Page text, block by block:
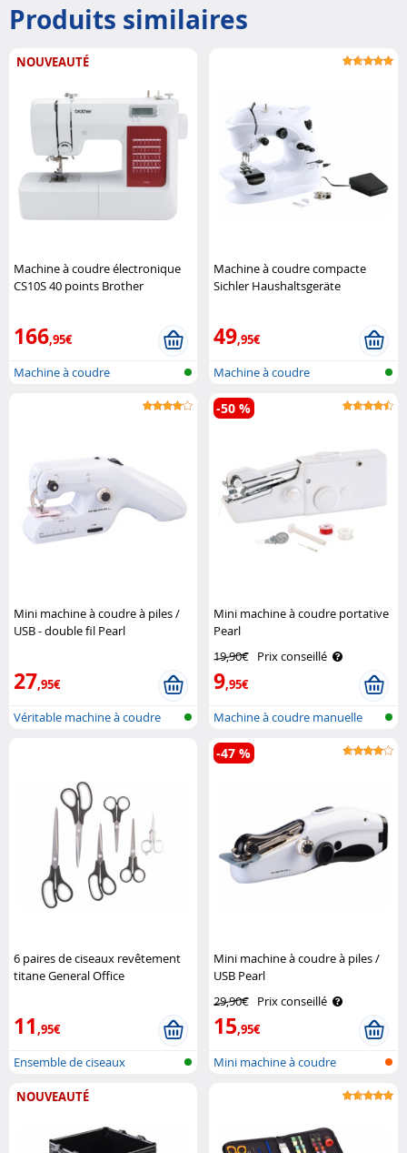
Produits similaires
NOUVEAUTÉ
Machine à coudre électronique
CS10S 40 points Brother
166,95€
Machine à coudre
Machine à coudre compacte
Sichler Haushaltsgeräte
49,95€
Machine à coudre
Mini machine à coudre à piles /
USB - double fil Pearl
27,95€
Véritable machine à coudre
Mini machine à coudre portative
Pearl
19,90€ Prix conseillé
9,95€
-50 %
Machine à coudre manuelle
6 paires de ciseaux revêtement
titane General Office
11,95€
Ensemble de ciseaux
Mini machine à coudre à piles /
USB Pearl
29,90€ Prix conseillé
15,95€
-47 %
Mini machine à coudre
NOUVEAUTÉ